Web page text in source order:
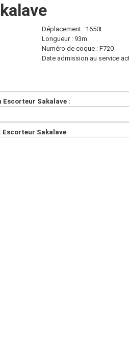
Déplacement : 1650t
Longueur : 93m
Numéro de coque : F720
Date admission au service
Sakalave :
Escorteur Sakalave